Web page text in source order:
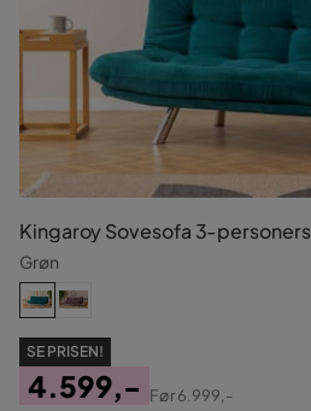
Kingaroy Sovesofa 3-personers
Grøn
SE PRISEN!
4.599,-
Før6.999,-